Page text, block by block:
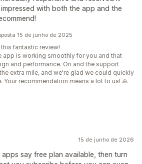
with both the app and the
15 de junho de 2025
fantastic review!
app is working smoothly for you and that
and performance. Ori and the support
extra mile, and we're glad we could quickly
Your recommendation means a lot to us! 🙏
15 de junho de 2026
say free plan available, then turn